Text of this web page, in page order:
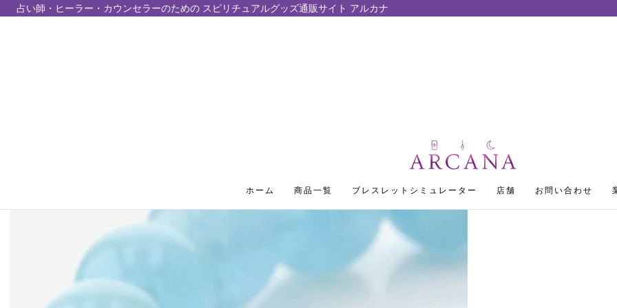
ツにスキップ
占い師・ヒーラー・カウンセラーのための スピリチュアルグッズ通販サイト アルカナ
ホーム 商品一覧 ブレスレットシミュレーター 店舗 お問い合わせ